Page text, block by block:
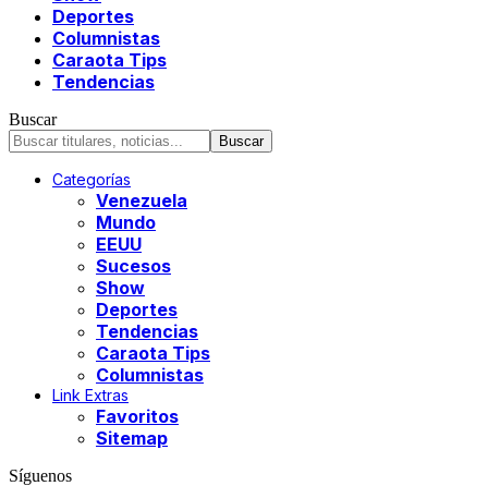
Deportes
Columnistas
Caraota Tips
Tendencias
Buscar
Categorías
Venezuela
Mundo
EEUU
Sucesos
Show
Deportes
Tendencias
Caraota Tips
Columnistas
Link Extras
Favoritos
Sitemap
Síguenos